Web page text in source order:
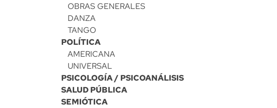
OBRAS GENERALES
DANZA
TANGO
POLÍTICA
AMERICANA
UNIVERSAL
PSICOLOGÍA / PSICOANÁLISIS
SALUD PÚBLICA
SEMIÓTICA